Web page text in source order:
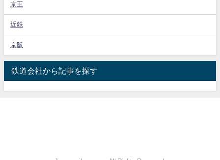
京王
近鉄
京阪
鉄道会社から記事を探す